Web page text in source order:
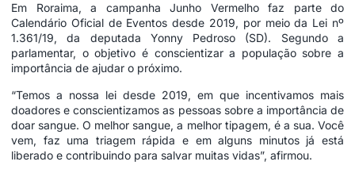
Em Roraima, a campanha Junho Vermelho faz parte do
Calendário Oficial de Eventos desde 2019, por meio da Lei nº
1.361/19, da deputada Yonny Pedroso (SD). Segundo a
parlamentar, o objetivo é conscientizar a população sobre a
importância de ajudar o próximo.
“Temos a nossa lei desde 2019, em que incentivamos mais
doadores e conscientizamos as pessoas sobre a importância de
doar sangue. O melhor sangue, a melhor tipagem, é a sua. Você
vem, faz uma triagem rápida e em alguns minutos já está
liberado e contribuindo para salvar muitas vidas”, afirmou.